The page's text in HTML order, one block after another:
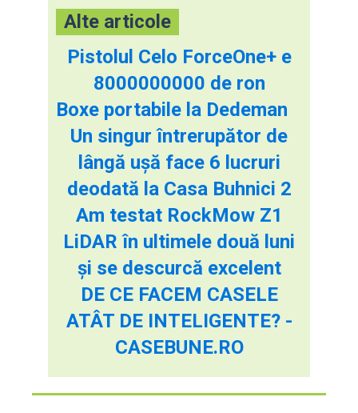
Alte articole
Pistolul Celo ForceOne+ e
8000000000 de ron
Boxe portabile la Dedeman
Un singur întrerupător de
lângă ușă face 6 lucruri
deodată la Casa Buhnici 2
Am testat RockMow Z1
LiDAR în ultimele două luni
și se descurcă excelent
DE CE FACEM CASELE
ATÂT DE INTELIGENTE? -
CASEBUNE.RO